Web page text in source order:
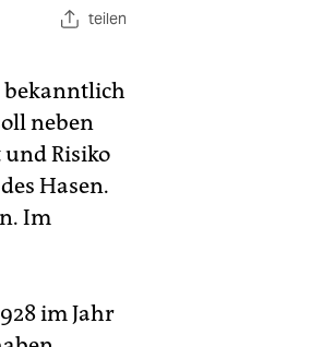
teilen
bekanntlich
neben
Risiko
Hasen.
Im
im Jahr